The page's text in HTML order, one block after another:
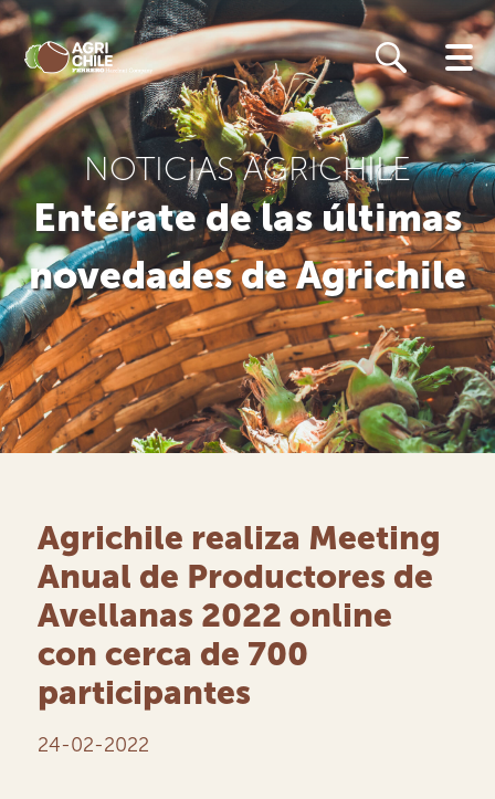
Skip
to
main
content
NOTICIAS AGRICHILE
Entérate de las últimas
novedades de Agrichile
Agrichile realiza Meeting
Anual de Productores de
Avellanas 2022 online
con cerca de 700
participantes
24-02-2022